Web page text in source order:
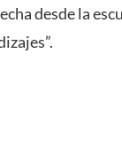
desde la